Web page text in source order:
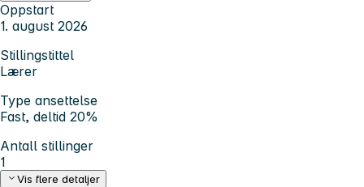
Oppstart
1. august 2026
Stillingstittel
Lærer
Type ansettelse
Fast, deltid 20%
Antall stillinger
1
Vis flere detaljer